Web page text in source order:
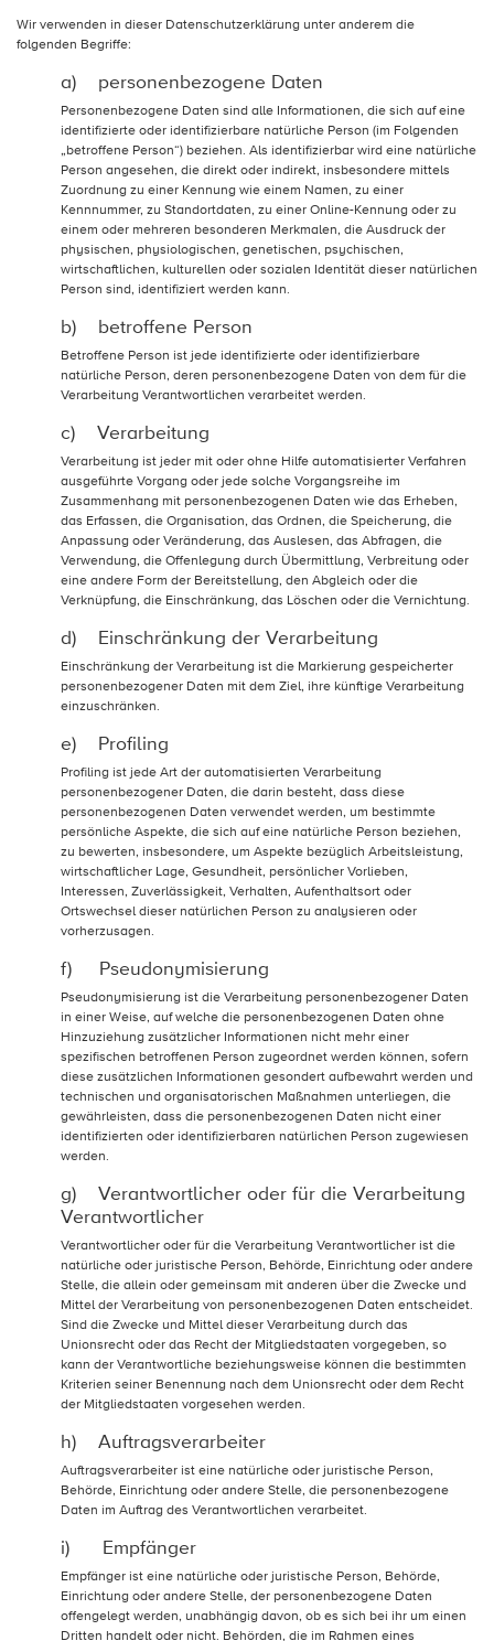
Wir verwenden in dieser Datenschutzerklärung unter anderem die
folgenden Begriffe:
a) personenbezogene Daten
Personenbezogene Daten sind alle Informationen, die sich auf eine
identifizierte oder identifizierbare natürliche Person (im Folgenden
„betroffene Person“) beziehen. Als identifizierbar wird eine natürliche
Person angesehen, die direkt oder indirekt, insbesondere mittels
Zuordnung zu einer Kennung wie einem Namen, zu einer
Kennnummer, zu Standortdaten, zu einer Online-Kennung oder zu
einem oder mehreren besonderen Merkmalen, die Ausdruck der
physischen, physiologischen, genetischen, psychischen,
wirtschaftlichen, kulturellen oder sozialen Identität dieser natürlichen
Person sind, identifiziert werden kann.
b) betroffene Person
Betroffene Person ist jede identifizierte oder identifizierbare
natürliche Person, deren personenbezogene Daten von dem für die
Verarbeitung Verantwortlichen verarbeitet werden.
c) Verarbeitung
Verarbeitung ist jeder mit oder ohne Hilfe automatisierter Verfahren
ausgeführte Vorgang oder jede solche Vorgangsreihe im
Zusammenhang mit personenbezogenen Daten wie das Erheben,
das Erfassen, die Organisation, das Ordnen, die Speicherung, die
Anpassung oder Veränderung, das Auslesen, das Abfragen, die
Verwendung, die Offenlegung durch Übermittlung, Verbreitung oder
eine andere Form der Bereitstellung, den Abgleich oder die
Verknüpfung, die Einschränkung, das Löschen oder die Vernichtung.
d) Einschränkung der Verarbeitung
Einschränkung der Verarbeitung ist die Markierung gespeicherter
personenbezogener Daten mit dem Ziel, ihre künftige Verarbeitung
einzuschränken.
e) Profiling
Profiling ist jede Art der automatisierten Verarbeitung
personenbezogener Daten, die darin besteht, dass diese
personenbezogenen Daten verwendet werden, um bestimmte
persönliche Aspekte, die sich auf eine natürliche Person beziehen,
zu bewerten, insbesondere, um Aspekte bezüglich Arbeitsleistung,
wirtschaftlicher Lage, Gesundheit, persönlicher Vorlieben,
Interessen, Zuverlässigkeit, Verhalten, Aufenthaltsort oder
Ortswechsel dieser natürlichen Person zu analysieren oder
vorherzusagen.
f) Pseudonymisierung
Pseudonymisierung ist die Verarbeitung personenbezogener Daten
in einer Weise, auf welche die personenbezogenen Daten ohne
Hinzuziehung zusätzlicher Informationen nicht mehr einer
spezifischen betroffenen Person zugeordnet werden können, sofern
diese zusätzlichen Informationen gesondert aufbewahrt werden und
technischen und organisatorischen Maßnahmen unterliegen, die
gewährleisten, dass die personenbezogenen Daten nicht einer
identifizierten oder identifizierbaren natürlichen Person zugewiesen
werden.
g) Verantwortlicher oder für die Verarbeitung
Verantwortlicher
Verantwortlicher oder für die Verarbeitung Verantwortlicher ist die
natürliche oder juristische Person, Behörde, Einrichtung oder andere
Stelle, die allein oder gemeinsam mit anderen über die Zwecke und
Mittel der Verarbeitung von personenbezogenen Daten entscheidet.
Sind die Zwecke und Mittel dieser Verarbeitung durch das
Unionsrecht oder das Recht der Mitgliedstaaten vorgegeben, so
kann der Verantwortliche beziehungsweise können die bestimmten
Kriterien seiner Benennung nach dem Unionsrecht oder dem Recht
der Mitgliedstaaten vorgesehen werden.
h) Auftragsverarbeiter
Auftragsverarbeiter ist eine natürliche oder juristische Person,
Behörde, Einrichtung oder andere Stelle, die personenbezogene
Daten im Auftrag des Verantwortlichen verarbeitet.
i) Empfänger
Empfänger ist eine natürliche oder juristische Person, Behörde,
Einrichtung oder andere Stelle, der personenbezogene Daten
offengelegt werden, unabhängig davon, ob es sich bei ihr um einen
Dritten handelt oder nicht. Behörden, die im Rahmen eines